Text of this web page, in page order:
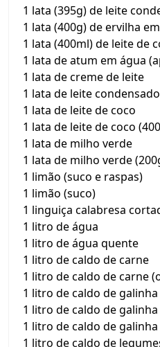
1 lata (395g) de leite
1 lata (400g) de ervilha
1 lata (400ml) de leite de
1 lata de atum em água
1 lata de creme de leite
1 lata de leite condensado
1 lata de leite de coco
1 lata de leite de coco
1 lata de milho verde
1 lata de milho verde
1 limão (suco e raspas)
1 limão (suco)
1 linguiça calabresa
1 litro de água
1 litro de água quente
1 litro de caldo de carne
1 litro de caldo de carne
1 litro de caldo de galinha
1 litro de caldo de
1 litro de caldo de
1 litro de caldo de